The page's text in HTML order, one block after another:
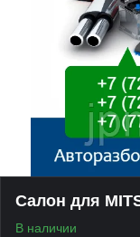
Салон для
В наличии